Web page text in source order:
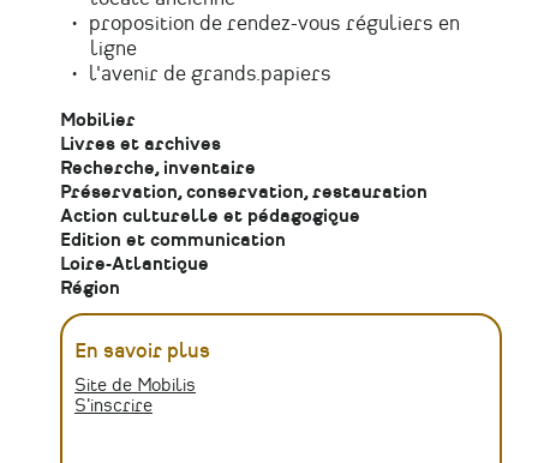
proposition de rendez-vous réguliers en
ligne
l'avenir de grands.papiers
Mobilier
Livres et archives
Recherche, inventaire
Préservation, conservation, restauration
Action culturelle et pédagogique
Edition et communication
Loire-Atlantique
Région
En savoir plus
Site de Mobilis
S'inscrire